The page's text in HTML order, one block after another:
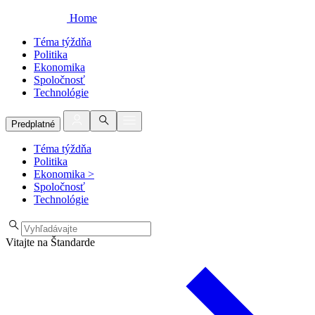
Home
Téma týždňa
Politika
Ekonomika
Spoločnosť
Technológie
Predplatné
Téma týždňa
Politika
Ekonomika >
Spoločnosť
Technológie
Vitajte na Štandarde